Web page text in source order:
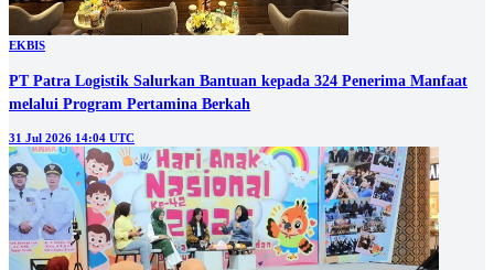
EKBIS
PT Patra Logistik Salurkan Bantuan kepada 324 Penerima Manfaat
melalui Program Pertamina Berkah
31 Jul 2026 14:04 UTC